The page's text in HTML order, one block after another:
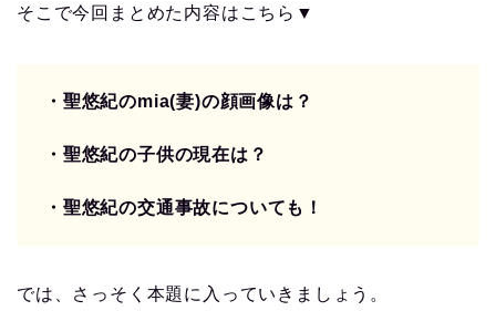
そこで今回まとめた内容はこちら▼
・聖悠紀のmia(妻)の顔画像は？
・聖悠紀の子供の現在は？
・聖悠紀の交通事故についても！
では、さっそく本題に入っていきましょう。